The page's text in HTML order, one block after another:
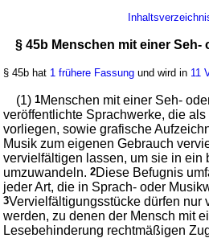
§ 45b Menschen mit einer
§ 45b hat 1 frühere Fassung und wird in 11
(1)1Menschen mit einer Seh-
veröffentlichte Sprachwerke, die
vorliegen, sowie grafische
Musik zum eigenen Gebrauch
vervielfältigen lassen, um sie in ein
umzuwandeln.2Diese Befugnis
jeder Art, die in Sprach- oder
3Vervielfältigungsstücke dürfen nur
werden, zu denen der Mensch mit
Lesebehinderung rechtmäßigen